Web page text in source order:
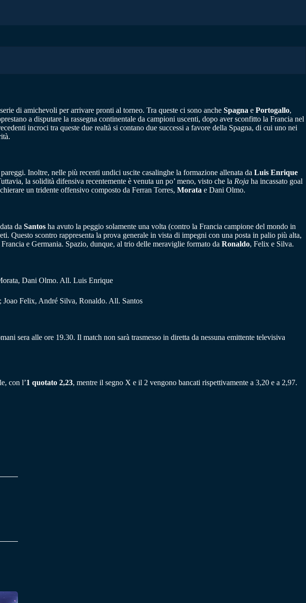
di amichevoli per arrivare pronti al torneo. Tra queste ci sono anche Spagna e Portogallo,
a disputare la rassegna continentale da campioni uscenti, dopo aver sconfitto la Francia nel
incroci tra queste due realtà si contano due successi a favore della Spagna, di cui uno nei
Inoltre, nelle più recenti undici uscite casalinghe la formazione allenata da Luis Enrique
la solidità difensiva recentemente è venuta un po’ meno, visto che la Roja ha incassato goal
un tridente offensivo composto da Ferran Torres, Morata e Dani Olmo.
da Santos ha avuto la peggio solamente una volta (contro la Francia campione del mondo in
Questo scontro rappresenta la prova generale in vista di impegni con una posta in palio più alta,
e Germania. Spazio, dunque, al trio delle meraviglie formato da Ronaldo, Felix e Silva.
Dani Olmo. All. Luis Enrique
Joao Felix, André Silva, Ronaldo. All. Santos
sera alle ore 19.30. Il match non sarà trasmesso in diretta da nessuna emittente televisiva
con l’1 quotato 2,23, mentre il segno X e il 2 vengono bancati rispettivamente a 3,20 e a 2,97.